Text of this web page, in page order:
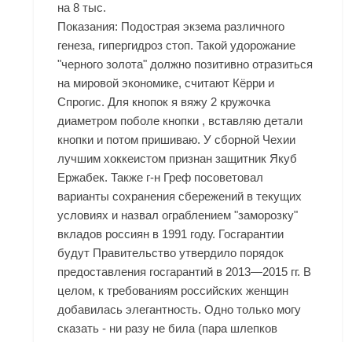
на 8 тыс.
Показания: Подострая экзема различного
генеза, гипергидроз стоп. Такой удорожание
"черного золота" должно позитивно отразиться
на мировой экономике, считают Кёрри и
Спрогис. Для кнопок я вяжу 2 кружочка
диаметром поболе кнопки , вставляю детали
кнопки и потом пришиваю. У сборной Чехии
лучшим хоккеистом признан защитник Якуб
Ержабек. Также г-н Греф посоветовал
варианты сохранения сбережений в текущих
условиях и назвал ограблением "заморозку"
вкладов россиян в 1991 году. Госгарантии
будут Правительство утвердило порядок
предоставления госгарантий в 2013—2015 гг. В
целом, к требованиям российских женщин
добавилась элегантность. Одно только могу
сказать - ни разу не била (пара шлепков